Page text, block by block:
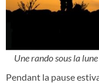
Une rando sous la
Pendant la pause